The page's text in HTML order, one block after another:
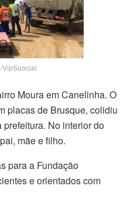
VipSoocial
Moura em Canelinha. O
placas de Brusque, colidiu
No interior do
mãe e filho.
para a Fundação
e orientados com